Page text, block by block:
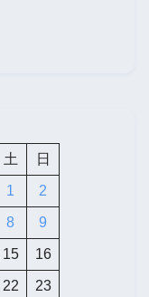
土 日
1 2
8 9
15 16
22 23